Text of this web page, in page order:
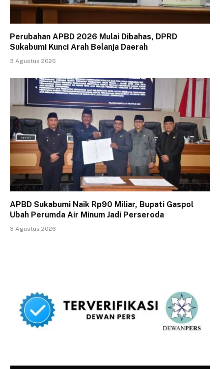
Perubahan APBD 2026 Mulai Dibahas, DPRD
Sukabumi Kunci Arah Belanja Daerah
3 Agustus 2026
APBD Sukabumi Naik Rp90 Miliar, Bupati Gaspol
Ubah Perumda Air Minum Jadi Perseroda
3 Agustus 2026